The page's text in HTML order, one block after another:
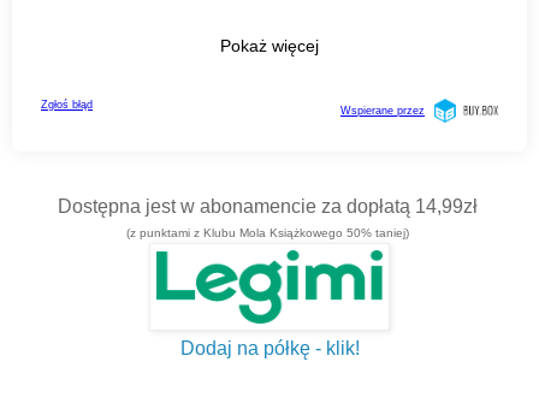
Dostępna jest w abonamencie za dopłatą 14,99zł
(z punktami z Klubu Mola Książkowego 50% taniej)
Dodaj na półkę - klik!